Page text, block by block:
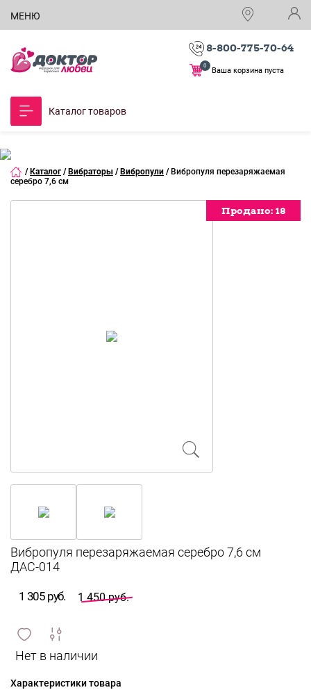
МЕНЮ
8-800-775-70-64
Ваша корзина пуста
0
Каталог товаров
/ Каталог / Вибраторы / Вибропули / Вибропуля перезаряжаемая
серебро 7,6 см
Продано: 18
Продано: 18
1 305 руб. 1 450 руб.
и
сравнить
ИЗБРАННОЕ
Характеристики товара